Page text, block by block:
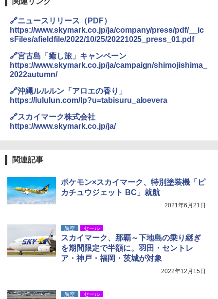
🔗ニュースリリース（PDF）
https://www.skymark.co.jp/ja/company/press/pdf/__ic
sFiles/afieldfile/2022/10/25/20221025_press_01.pdf
🔗宮古島「癒し旅」キャンペーン
https://www.skymark.co.jp/ja/campaign/shimojishima_
2022autumn/
🔗沖縄ルルルン「アロエの香り」
https://lululun.com/lp?u=tabisuru_aloevera
🔗スカイマーク株式会社
https://www.skymark.co.jp/ja/
関連記事
ポケモン×スカイマーク、特別塗装機「ピ
カチュウジェット BC」就航
2021年6月21日
航空 セール
スカイマーク、那覇～下地島の乗り継ぎ
を期間限定で半額に。羽田・セントレ
ア・神戸・福岡・茨城が対象
2022年12月15日
航空 セール